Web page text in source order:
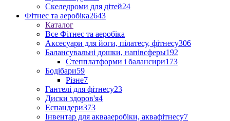
Скеледроми для дітей24
Фітнес та аеробіка2643
Каталог
Все Фітнес та аеробіка
Аксесуари для йоги, пілатесу, фітнесу306
Балансувальні дошки, напівсферы192
Степплатформи і балансири173
Бодібари59
Різне7
Гантелі для фітнесу23
Диски здоров'я4
Еспандери373
Інвентар для аквааеробіки, аквафітнесу7